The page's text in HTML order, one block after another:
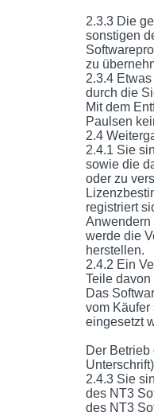
2.3.3 Die
sonstigen
zu
2.3.4
durch die
Mit dem
Paulsen
2.4
2.4.1 Sie
sowie die
oder zu
registriert
Anwendern
werde die
herstellen.
2.4.2 Ein
Teile
Das
vom Käufer
eingesetzt
Der
2.4.3 Sie
des NT3
des NT3